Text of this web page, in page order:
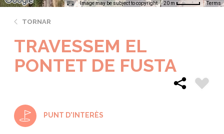
Image may be subject to copyright 20 m Terms
TORNAR
TRAVESSEM EL
PONTET DE FUSTA
PUNT D'INTERÈS